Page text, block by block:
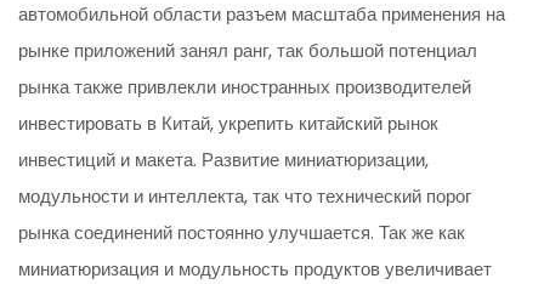
автомобильной области разъем масштаба применения на
рынке приложений занял ранг, так большой потенциал
рынка также привлекли иностранных производителей
инвестировать в Китай, укрепить китайский рынок
инвестиций и макета. Развитие миниатюризации,
модульности и интеллекта, так что технический порог
рынка соединений постоянно улучшается. Так же как
миниатюризация и модульность продуктов увеличивает